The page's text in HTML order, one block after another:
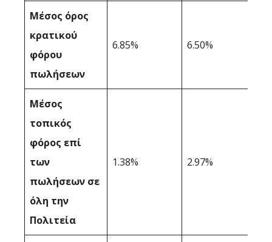
Μέσος όρος
κρατικού
φόρου
πωλήσεων
6.85% 6.50%
Μέσος
τοπικός
φόρος επί
των
πωλήσεων σε
όλη την
Πολιτεία
1.38% 2.97%